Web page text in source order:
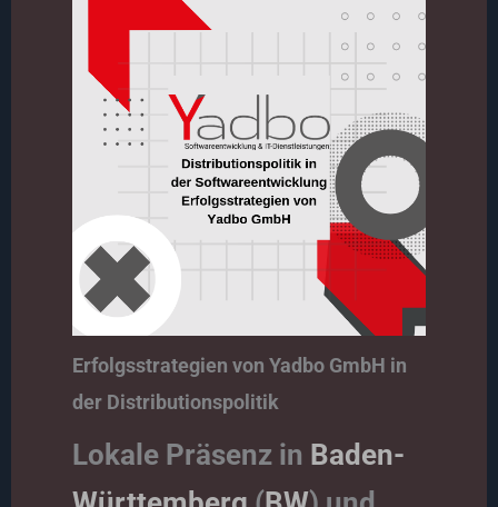
Erfolgsstrategien von Yadbo GmbH in
der Distributionspolitik
Lokale Präsenz in Baden-